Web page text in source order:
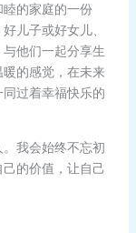
的家庭的一份
儿子或好女儿、
他们一起分享生
的感觉，在未来
过着幸福快乐的
我会始终不忘初
的价值，让自己